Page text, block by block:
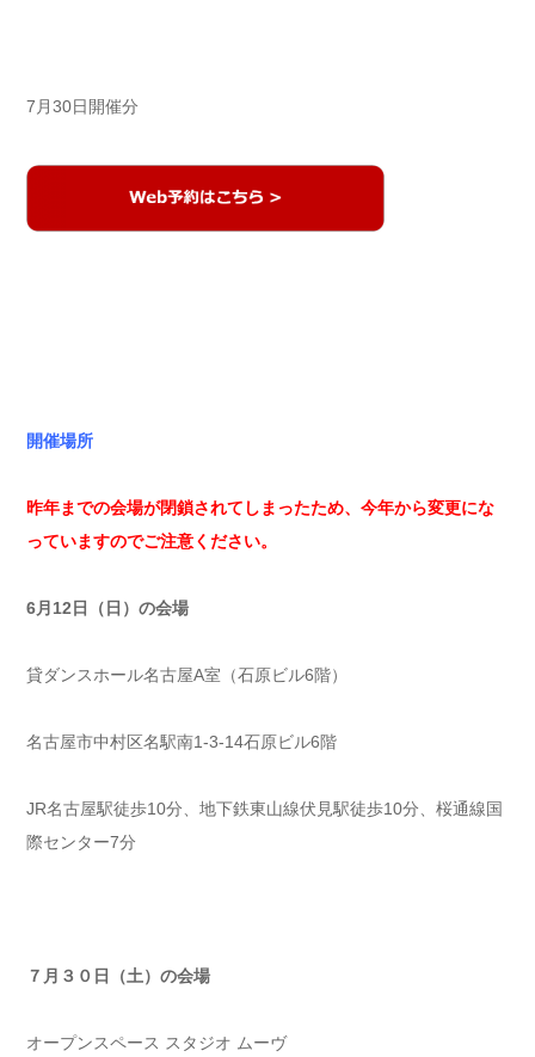
7月30日開催分
開催場所
昨年までの会場が閉鎖されてしまったため、今年から変更にな
っていますのでご注意ください。
6月12日（日）の会場
貸ダンスホール名古屋A室（石原ビル6階）
名古屋市中村区名駅南1-3-14石原ビル6階
JR名古屋駅徒歩10分、地下鉄東山線伏見駅徒歩10分、桜通線国
際センター7分
７月３０日（土）の会場
オープンスペース スタジオ ムーヴ